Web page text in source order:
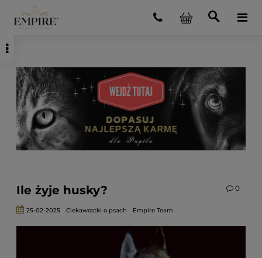
Ile żyje husky? 0
25-02-2025 Ciekawostki o psach Empire Team